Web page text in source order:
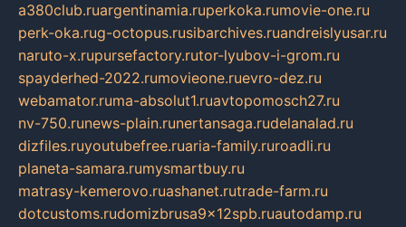
a380club.ruargentinamia.ruperkoka.rumovie-one.ru
perk-oka.rug-octopus.rusibarchives.ruandreislyusar.ru
naruto-x.rupursefactory.rutor-lyubov-i-grom.ru
spayderhed-2022.rumovieone.ruevro-dez.ru
webamator.ruma-absolut1.ruavtopomosch27.ru
nv-750.runews-plain.runertansaga.rudelanalad.ru
dizfiles.ruyoutubefree.ruaria-family.ruroadli.ru
planeta-samara.rumysmartbuy.ru
matrasy-kemerovo.ruashanet.rutrade-farm.ru
dotcustoms.rudomizbrusa9x12spb.ruautodamp.ru